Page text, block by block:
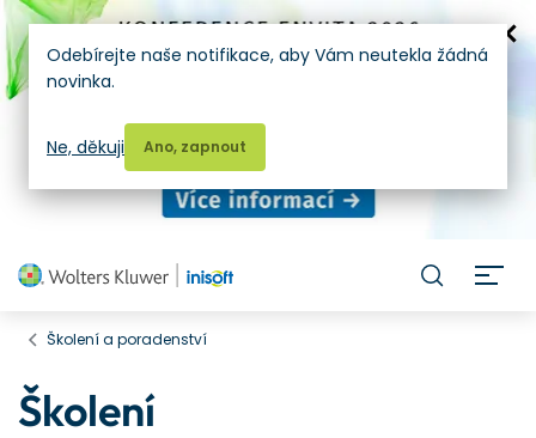
Školení a poradenství
Školení
Odebírejte naše notifikace, aby Vám neutekla žádná
novinka.
Ano, zapnout
Ne, děkuji